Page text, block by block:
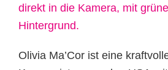
Olivia Ma’Cor ist eine